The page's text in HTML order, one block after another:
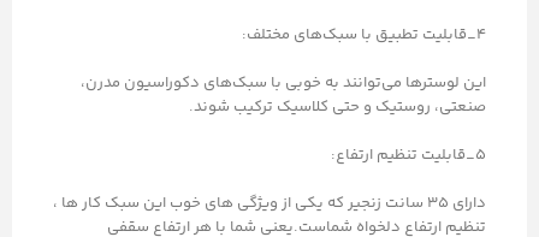
۴_قابلیت تطبیق با سبک‌های مختلف:
این لوسترها می‌توانند به خوبی با سبک‌های دکوراسیون مدرن،
صنعتی، روستیک و حتی کلاسیک ترکیب شوند.
۵_قابلیت تنظیم ارتفاع:
دارای 35 سانت زنجیر که یکی از ویژگی های خوب این سبک کار ها ،
تنظیم ارتفاع دلخواه شماست.یعنی شما با هر ارتفاع سقفی